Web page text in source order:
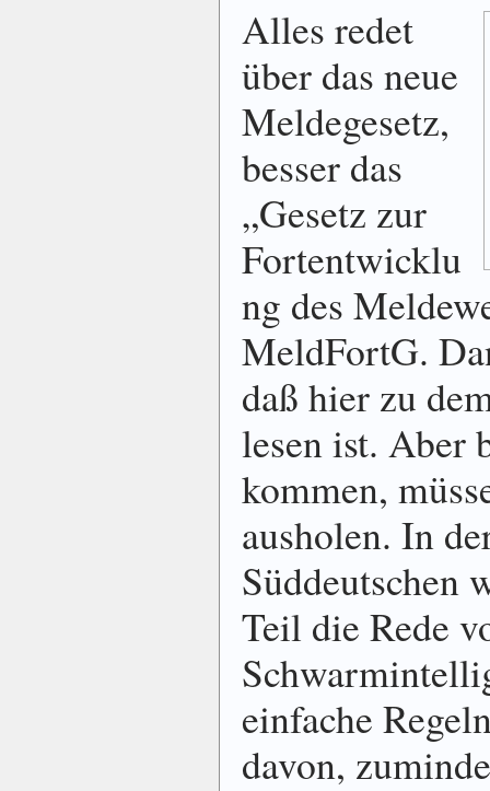
Alles redet
über das neue
Meldegesetz,
besser das
„Gesetz zur
Fortentwicklu
ng des
MeldFortG.
daß hier zu
lesen ist. Aber
kommen,
ausholen. In
Süddeutschen
Teil die Rede
einfache
davon,